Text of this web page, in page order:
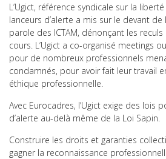
L’Ugict, référence syndicale sur la
lanceurs d’alerte a mis sur le devant
parole des ICTAM, dénonçant les
cours. L’Ugict a co-organisé meetings
pour de nombreux professionnels
condamnés, pour avoir fait leur travail
éthique professionnelle.
Avec Eurocadres, l’Ugict exige des lois
d’alerte au-delà même de la Loi Sapin.
Construire les droits et garanties
gagner la reconnaissance